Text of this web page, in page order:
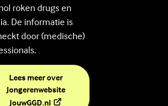
roken drugs en
De informatie is
door (medische)
Lees meer over
Jongerenwebsite
JouwGGD.nl(Externe link)